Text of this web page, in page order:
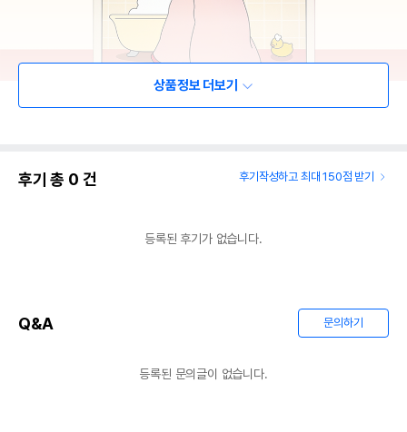
상품정보 더보기
후기 총 0 건 후기작성하고 최대 150점 받기
등록된 후기가 없습니다.
Q&A 문의하기
등록된 문의글이 없습니다.